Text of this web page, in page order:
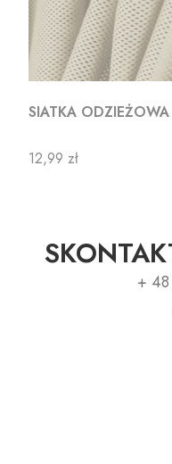
SIATKA
Cena
12,99 zł
+